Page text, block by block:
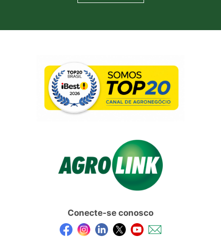
Conecte-se conosco